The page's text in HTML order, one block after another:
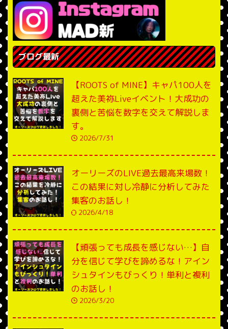
ブログ最新
【ROOTS of MINE】キャパ100人を
超えた美祢Liveイベント！大成功の
裏側と苦悩を数字を交えて解説しま
す。
2026/7/31
オーリーズのLIVE過去最高来場数！
この結果に対し冷静に分析してみた
集客のお話し！
2026/4/18
【頑張っても成長を感じない…】自
分を信じて学びを諦めるな！アイン
シュタインもびっくり！単利と複利
のお話し！
2026/3/20